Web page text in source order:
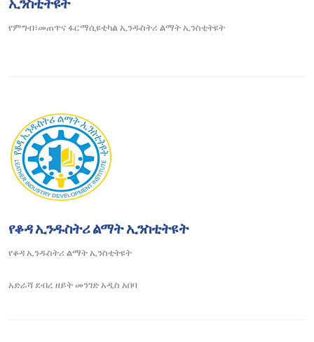
ኢንስቲትዩት
የምግብ፣መጠጥና ፋርማሲዩቲካል ኢንዱስትሪ ልማት ኢንስቲትዩት
የቆዳ ኢንዱስትሪ ልማት ኢንስቲትዩት
የቆዳ ኢንዱስትሪ ልማት ኢንስቲትዩት
አድራሻደብረ ዘይት መንገድ አዲስ አበባ